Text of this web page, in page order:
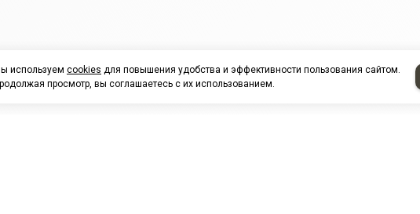
используем cookies для повышения удобства и эффективности пользования сайтом.
просмотр, вы соглашаетесь с их использованием.